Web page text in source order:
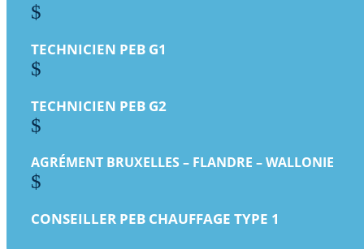
$
TECHNICIEN PEB G1
$
TECHNICIEN PEB G2
$
AGRÉMENT BRUXELLES – FLANDRE – WALLONIE
$
CONSEILLER PEB CHAUFFAGE TYPE 1